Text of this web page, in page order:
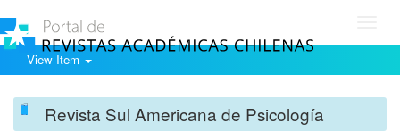
View Item
Revista Sul Americana de Psicología